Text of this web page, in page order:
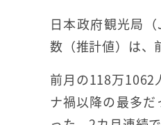
日本政府観光局
数（推計値）は、
前月の118万1062
ナ禍以降の最多